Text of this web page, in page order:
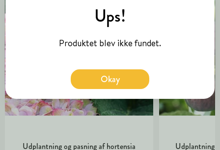
Udplantning og pasning af hortensia Udplantning
Ups!
Produktet blev ikke fundet.
Okay